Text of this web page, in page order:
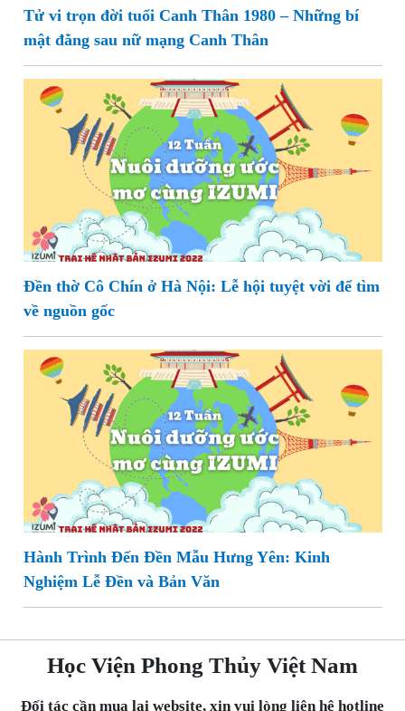
Tử vi trọn đời tuổi Canh Thân 1980 – Những bí
mật đằng sau nữ mạng Canh Thân
Đền thờ Cô Chín ở Hà Nội: Lễ hội tuyệt vời để tìm
về nguồn gốc
Hành Trình Đến Đền Mẫu Hưng Yên: Kinh
Nghiệm Lễ Đền và Bản Văn
Học Viện Phong Thủy Việt Nam
Đối tác cần mua lại website, xin vui lòng liên hệ hotline